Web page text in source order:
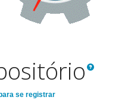
se registrar